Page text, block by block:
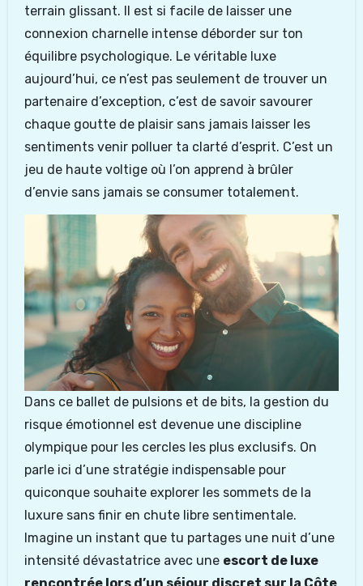
terrain glissant. Il est si facile de laisser une
connexion charnelle intense déborder sur ton
équilibre psychologique. Le véritable luxe
aujourd’hui, ce n’est pas seulement de trouver un
partenaire d’exception, c’est de savoir savourer
chaque goutte de plaisir sans jamais laisser les
sentiments venir polluer ta clarté d’esprit. C’est un
jeu de haute voltige où l’on apprend à brûler
d’envie sans jamais se consumer totalement.
Dans ce ballet de pulsions et de bits, la gestion du
risque émotionnel est devenue une discipline
olympique pour les cercles les plus exclusifs. On
parle ici d’une stratégie indispensable pour
quiconque souhaite explorer les sommets de la
luxure sans finir en chute libre sentimentale.
Imagine un instant que tu partages une nuit d’une
intensité dévastatrice avec une escort de luxe